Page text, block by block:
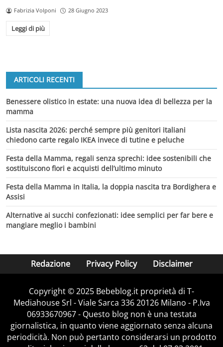
Fabrizia Volponi 28 Giugno 2023
Leggi di più
ARTICOLI RECENTI
Benessere olistico in estate: una nuova idea di bellezza per la
mamma
Lista nascita 2026: perché sempre più genitori italiani
chiedono carte regalo IKEA invece di tutine e peluche
Festa della Mamma, regali senza sprechi: idee sostenibili che
sostituiscono fiori e acquisti dell’ultimo minuto
Festa della Mamma in Italia, la doppia nascita tra Bordighera e
Assisi
Alternative ai succhi confezionati: idee semplici per far bere e
mangiare meglio i bambini
Redazione Privacy Policy Disclaimer
Copyright © 2025 Bebeblog.it proprietà di T-
Mediahouse Srl - Viale Sarca 336 20126 Milano - P.Iva
06933670967 - Questo blog non è una testata
giornalistica, in quanto viene aggiornato senza alcuna
periodicità. Non può pertanto considerarsi un prodotto